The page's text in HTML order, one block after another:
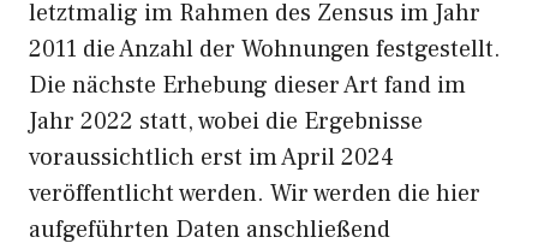
letztmalig im Rahmen des Zensus im Jahr
2011 die Anzahl der Wohnungen festgestellt.
Die nächste Erhebung dieser Art fand im
Jahr 2022 statt, wobei die Ergebnisse
voraussichtlich erst im April 2024
veröffentlicht werden. Wir werden die hier
aufgeführten Daten anschließend